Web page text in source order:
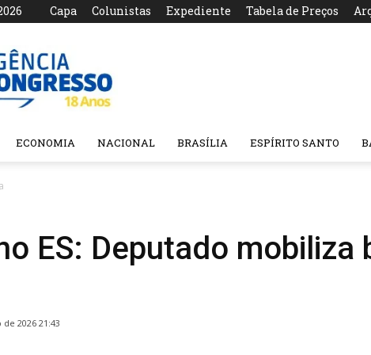
Capa Colunistas Expediente Tabela de Preços
ECONOMIA NACIONAL BRASÍLIA ESPÍRITO SANTO
ES: Deputado
2026 21:43